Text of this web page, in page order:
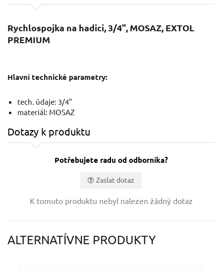
Rychlospojka na hadici, 3/4", MOSAZ, EXTOL
PREMIUM
Hlavní technické parametry:
tech. údaje: 3/4"
materiál: MOSAZ
Dotazy k produktu
Potřebujete radu od odborníka?
Zaslat dotaz
K tomuto produktu nebyl nalezen žádný dotaz
ALTERNATÍVNE PRODUKTY